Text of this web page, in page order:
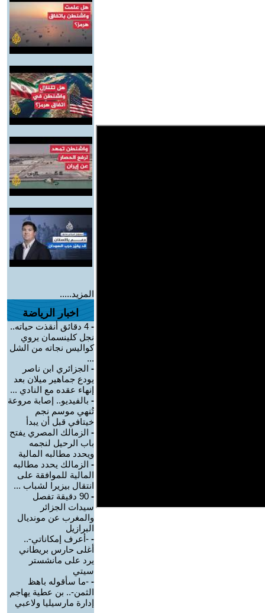
المزيد.....
اخبار الرياضة
-
4 دقائق أنقذت حياته..
نجل كلينسمان يروي
كواليس نجاته من الشل
...
- الجزائري ابن ناصر
يودع جماهير ميلان بعد
إنهاء عقده مع النادي ...
- بالفيديو.. إصابة مروعة
تُنهي موسم نجم
خيتافي قبل أن يبدأ
- الزمالك المصري يفتح
باب الرحيل لنجمه
ويحدد مطالبه المالية
- الزمالك يحدد مطالبه
المالية للموافقة على
انتقال بيزيرا لشباب ...
-
90 دقيقة تفصل
سيدات الجزائر
والمغرب عن مونديال
البرازيل
- -أعرف إمكاناتي-..
أغلى حارس بريطاني
يرد على مانشستر
سيتي
- -ما سأقوله باهظ
الثمن-.. بن عطية يهاجم
إدارة مارسيليا ولاعبي